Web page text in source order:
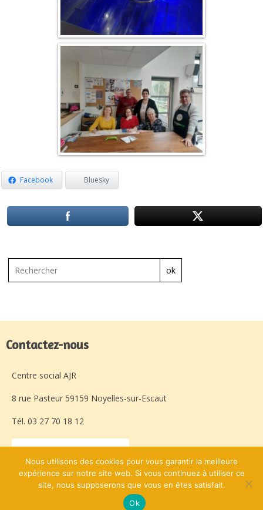
Facebook Bluesky
ok
Contactez-nous
Centre social AJR
8 rue Pasteur 59159 Noyelles-sur-Escaut
Tél. 03 27 70 18 12
Laissez-nous un message
Nous utilisons des cookies pour vous garantir la meilleure
expérience sur notre site web. Si vous continuez à utiliser ce
site, nous supposerons que vous en êtes satisfait.
Ok